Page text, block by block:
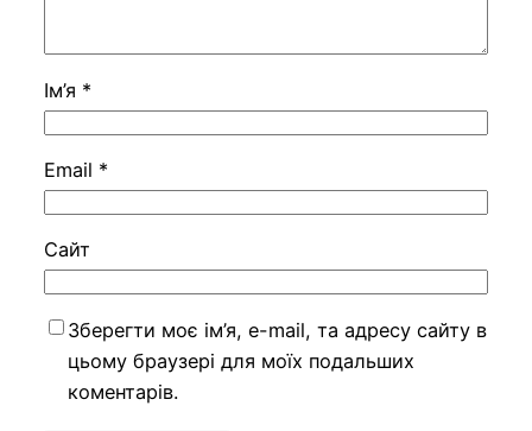
Ім’я *
Email *
Сайт
Зберегти моє ім’я, e-mail, та адресу сайту в
цьому браузері для моїх подальших
коментарів.